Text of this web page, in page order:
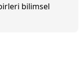
bilimsel